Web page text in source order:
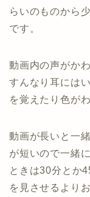
らいのものから
です。
動画内の声がか
すんなり耳には
を覚えたり色が
動画が長いと一
が短いので一緒
ときは30分とか
を見させるより